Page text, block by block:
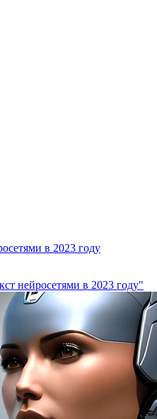
в 2023 году
нейросетями в 2023 году"